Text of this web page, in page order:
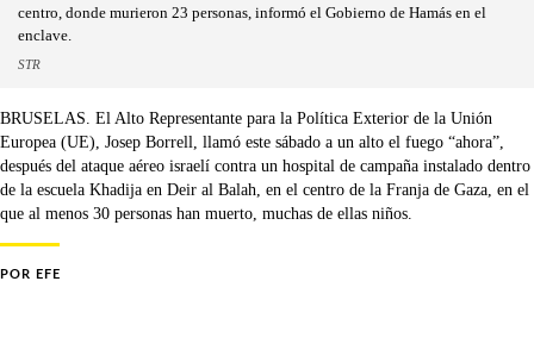
centro, donde murieron 23 personas, informó el Gobierno de Hamás en el
enclave.
STR
BRUSELAS. El Alto Representante para la Política Exterior de la Unión
Europea (UE), Josep Borrell, llamó este sábado a un alto el fuego “ahora”,
después del ataque aéreo israelí contra un hospital de campaña instalado dentro
de la escuela Khadija en Deir al Balah, en el centro de la Franja de Gaza, en el
que al menos 30 personas han muerto, muchas de ellas niños.
POR EFE